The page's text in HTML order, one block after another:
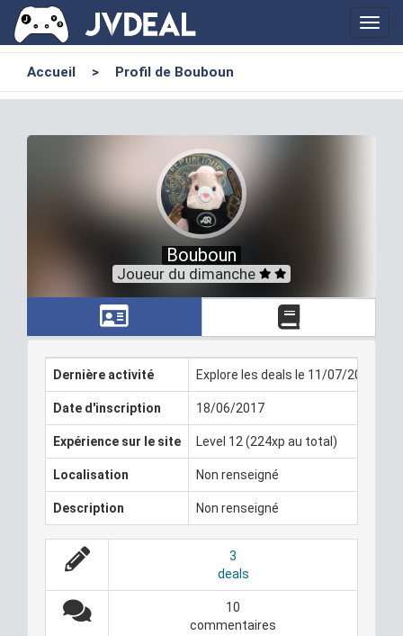
Accueil > Profil de Bouboun
Bouboun
Joueur du dimanche
Dernière activité Explore les deals le 11/07/2026
Date d'inscription 18/06/2017
Expérience sur le site Level 12 (224xp au total)
Localisation Non renseigné
Description Non renseigné
3
deals
10
commentaires